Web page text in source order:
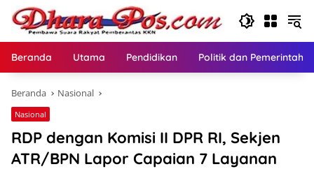
Langsung
konten
Beranda Utama Pendidikan Politik dan
Beranda Nasional
Nasional
RDP dengan Komisi II DPR RI, Sekjen
ATR/BPN Lapor Capaian 7 Layanan